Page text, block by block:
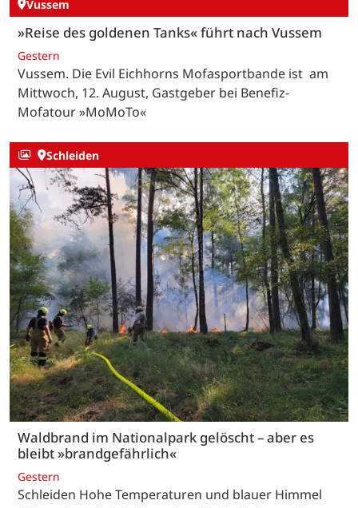
Vussem
»Reise des goldenen Tanks« führt nach Vussem
Gestern
Vussem. Die Evil Eichhorns Mofasportbande ist am
Mittwoch, 12. August, Gastgeber bei Benefiz-
Mofatour »MoMoTo«
Schleiden
Waldbrand im Nationalpark gelöscht – aber es
bleibt »brandgefährlich«
Gestern
Schleiden Hohe Temperaturen und blauer Himmel